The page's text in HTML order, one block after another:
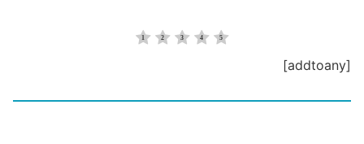
[addtoany]